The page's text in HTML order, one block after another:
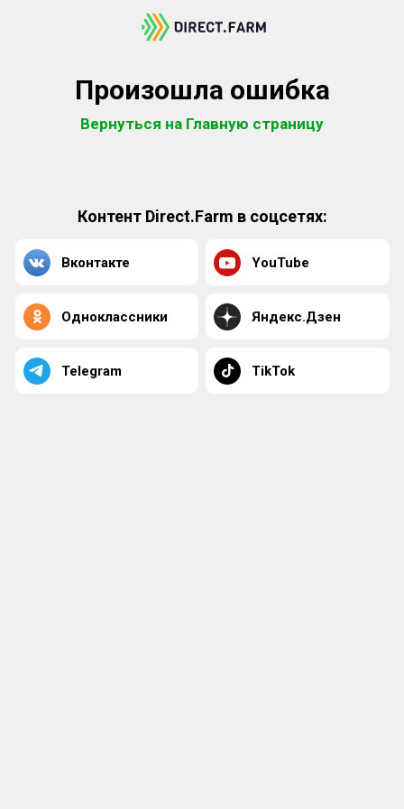
Произошла ошибка
Вернуться на Главную страницу
Контент Direct.Farm в соцсетях:
Вконтакте YouTube
Одноклассники Яндекс.Дзен
Telegram TikTok